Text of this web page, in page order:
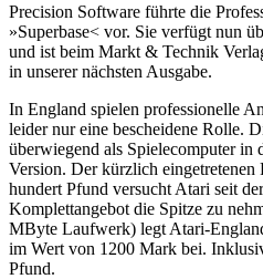
Precision Software führte die
»Superbase< vor. Sie verfügt nun
und ist beim Markt & Technik
in unserer nächsten Ausgabe.
In England spielen professionelle
leider nur eine bescheidene Rolle.
überwiegend als Spielecomputer in
Version. Der kürzlich eingetretenen
hundert Pfund versucht Atari seit
Komplettangebot die Spitze zu
MByte Laufwerk) legt Atari-
im Wert von 1200 Mark bei.
Pfund.